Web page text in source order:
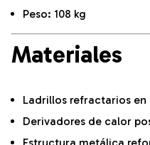
Peso: 108 kg
Materiales
Ladrillos refractarios en
Derivadores de calor